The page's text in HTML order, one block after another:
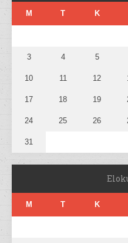
M T K
3 4 5
10 11 12
17 18 19
24 25 26
31
M T K